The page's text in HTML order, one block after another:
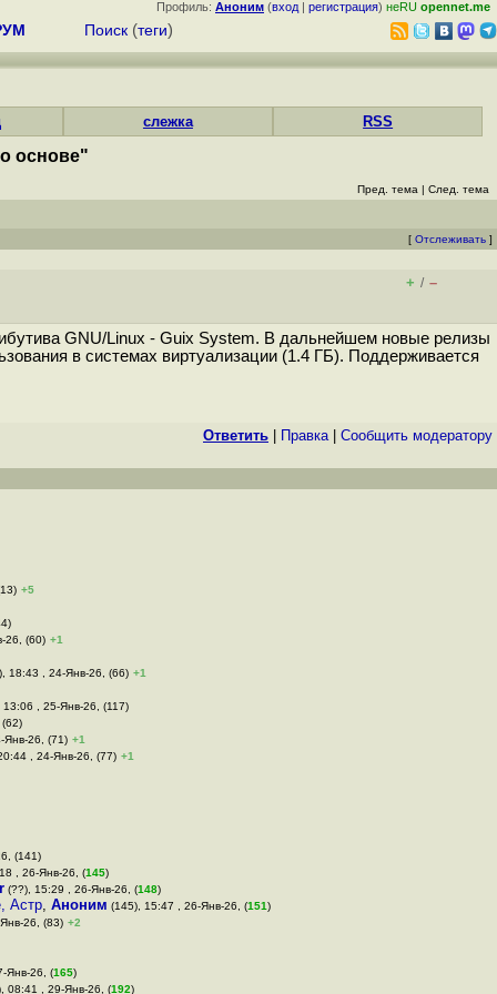
Профиль: Аноним (вход | регистрация) неRU opennet.me
Поиск (теги)
слежка RSS
основе"
Пред. тема | След. тема
[ Отслеживать ]
+ / –
GNU/Linux - Guix System. В дальнейшем новые релизы
в системах виртуализации (1.4 ГБ). Поддерживается
Ответить Правка| Cообщить модератору
+5
26, (60) +1
18:43 , 24-Янв-26, (66) +1
13:06 , 25-Янв-26, (117)
Янв-26, (71) +1
, 24-Янв-26, (77) +1
(141)
, 26-Янв-26, (145)
(??), 15:29 , 26-Янв-26, (148)
Астр, Аноним (145), 15:47 , 26-Янв-26, (151)
26, (83) +2
Янв-26, (165)
08:41 , 29-Янв-26, (192)